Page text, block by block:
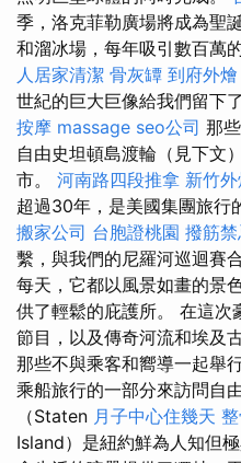
季，洛克菲勒廣場將成為聖
和溜冰場，每年吸引數百萬
人居家清潔 骨灰罈 到府外燴
世紀的巨大巨像給我們留下
按摩 massage seo公司 那
自由史坦頓島渡輪（見下文
市。 河南路四段推拿 新竹外
超過30年，是美國集團旅行
搬家公司 台胞證桃園 撥筋禁
繫，與我們的尼羅河巡迴賽
每天，它都以風景如畫的景
供了輕鬆的庇護所。 在這次
節目，以及傳奇河流和埃及
那些不與乘客和嚮導一起舉
乘船旅行的一部分來訪問自
（Staten 月子中心住幾天
Island）是紐約鮮為人知但